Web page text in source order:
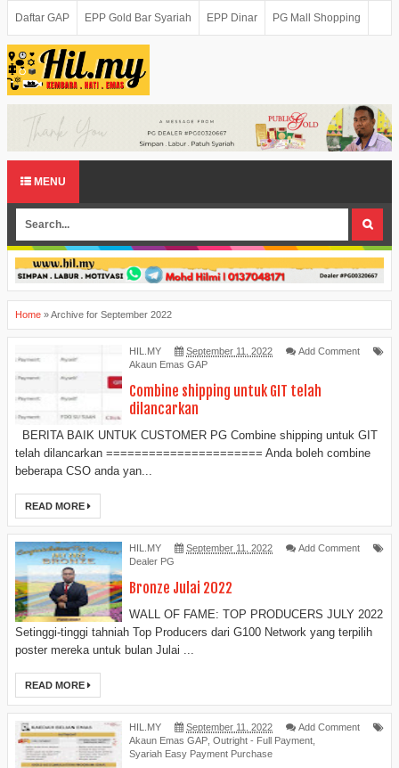
Daftar GAP EPP Gold Bar Syariah EPP Dinar PG Mall Shopping
MENU
Home »Archive for September 2022
HIL.MY September 11, 2022
Add Comment
Akaun Emas GAP
Combine shipping untuk GIT telah
dilancarkan
BERITA BAIK UNTUK CUSTOMER PG Combine shipping untuk GIT
telah dilancarkan ====================== Anda boleh combine
beberapa CSO anda yan...
READ MORE
HIL.MY September 11, 2022
Add Comment
Dealer PG
Bronze Julai 2022
WALL OF FAME: TOP PRODUCERS JULY 2022
Setinggi-tinggi tahniah Top Producers dari G100 Network yang terpilih
poster mereka untuk bulan Julai ...
READ MORE
HIL.MY September 11, 2022
Add Comment
Akaun Emas GAP Outright - Full Payment
Syariah Easy Payment Purchase